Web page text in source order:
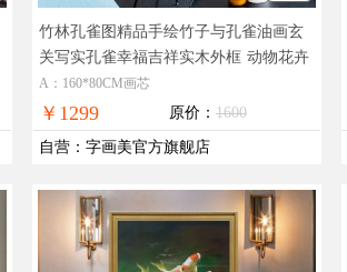
竹林孔雀图精品手绘竹子与孔雀油画玄
关写实孔雀幸福吉祥实木外框 动物花卉
手绘油画孔雀图
A：160*80CM画芯
￥1299 原价： 1600
自营 ： 字画美官方旗舰店